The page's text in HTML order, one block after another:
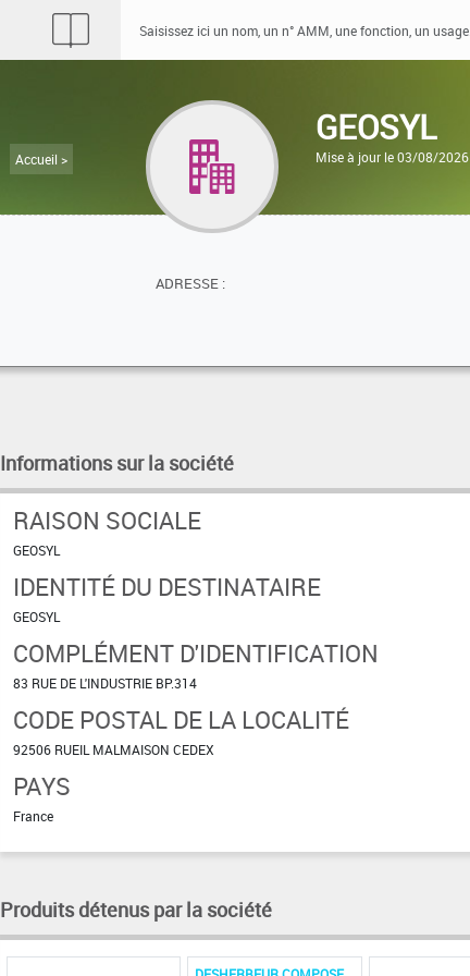
Accueil >
GEOSYL
Mise à jour le 03/08/2026
ADRESSE :
Informations sur la société
RAISON SOCIALE
GEOSYL
IDENTITÉ DU DESTINATAIRE
GEOSYL
COMPLÉMENT D'IDENTIFICATION
83 RUE DE L'INDUSTRIE BP.314
CODE POSTAL DE LA LOCALITÉ
92506 RUEIL MALMAISON CEDEX
PAYS
France
Produits détenus par la société